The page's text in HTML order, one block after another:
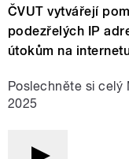
ČVUT vytvářejí
podezřelých IP
útokům na
Poslechněte si celý
2025